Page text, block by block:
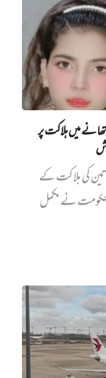
میں‌ ہلاکت پر
کی ہلاکت کے
حکومت نے مکمل